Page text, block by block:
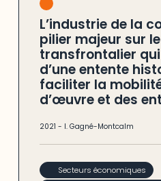
L’industrie de la
pilier majeur sur
transfrontalier
d’une entente
faciliter la
d’œuvre et des
2021- I. Gagné-Montcalm
Secteurs économiques